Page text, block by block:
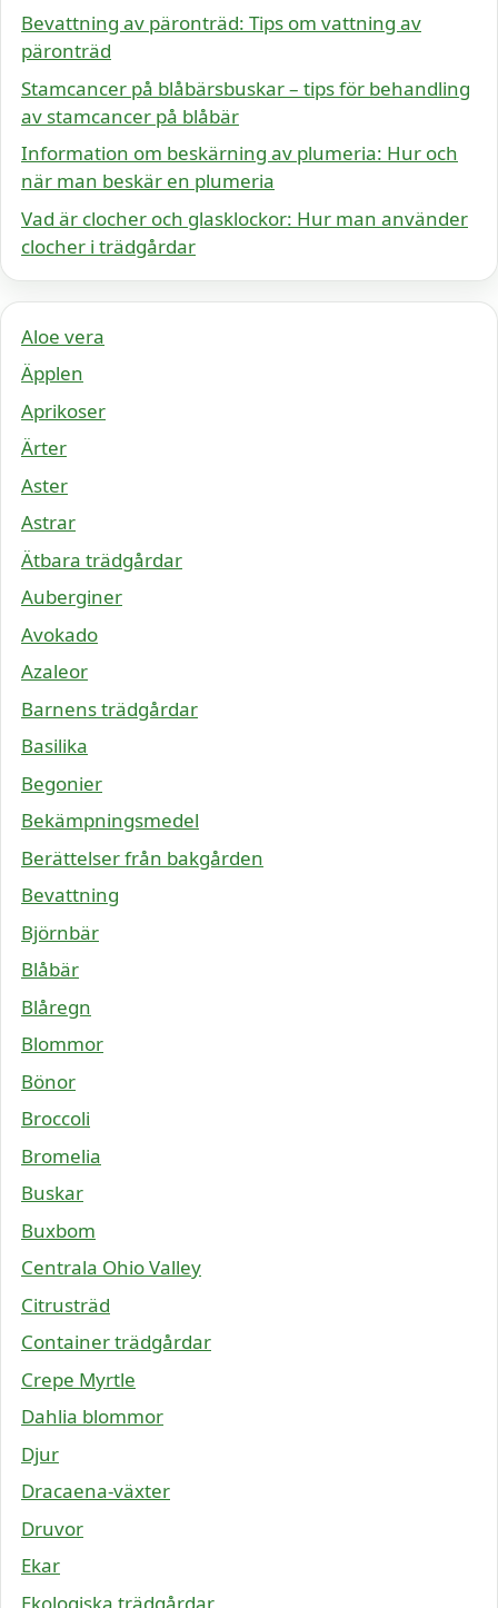
Bevattning av päronträd: Tips om vattning av
päronträd
Stamcancer på blåbärsbuskar – tips för behandling
av stamcancer på blåbär
Information om beskärning av plumeria: Hur och
när man beskär en plumeria
Vad är clocher och glasklockor: Hur man använder
clocher i trädgårdar
Aloe vera
Äpplen
Aprikoser
Ärter
Aster
Astrar
Ätbara trädgårdar
Auberginer
Avokado
Azaleor
Barnens trädgårdar
Basilika
Begonier
Bekämpningsmedel
Berättelser från bakgården
Bevattning
Björnbär
Blåbär
Blåregn
Blommor
Bönor
Broccoli
Bromelia
Buskar
Buxbom
Centrala Ohio Valley
Citrusträd
Container trädgårdar
Crepe Myrtle
Dahlia blommor
Djur
Dracaena-växter
Druvor
Ekar
Ekologiska trädgårdar